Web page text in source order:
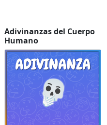
Adivinanzas del Cuerpo
Humano